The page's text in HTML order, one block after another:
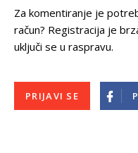
Za komentiranje je
račun? Registracija je
uključi se u raspravu.
PRIJAVI SE